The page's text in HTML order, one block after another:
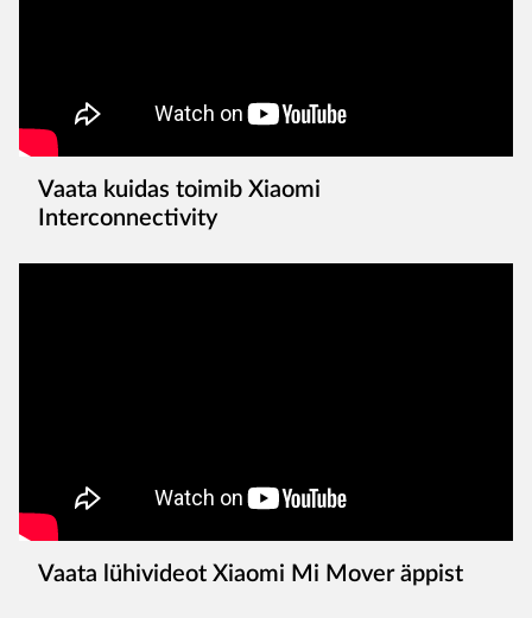
Vaata kuidas toimib Xiaomi
Interconnectivity
Vaata lühivideot Xiaomi Mi Mover äppist